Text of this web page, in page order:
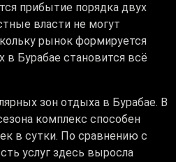
прибытие порядка двух
власти не могут
рынок формируется
Бурабае становится всё
зон отдыха в Бурабае. В
комплекс способен
в сутки. По сравнению с
услуг здесь выросла